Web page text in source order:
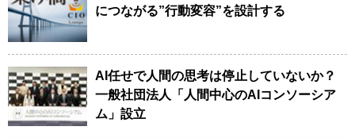
につながる”行動変容”を設計する
AI任せで人間の思考は停止していないか？
一般社団法人「人間中心のAIコンソーシア
ム」設立